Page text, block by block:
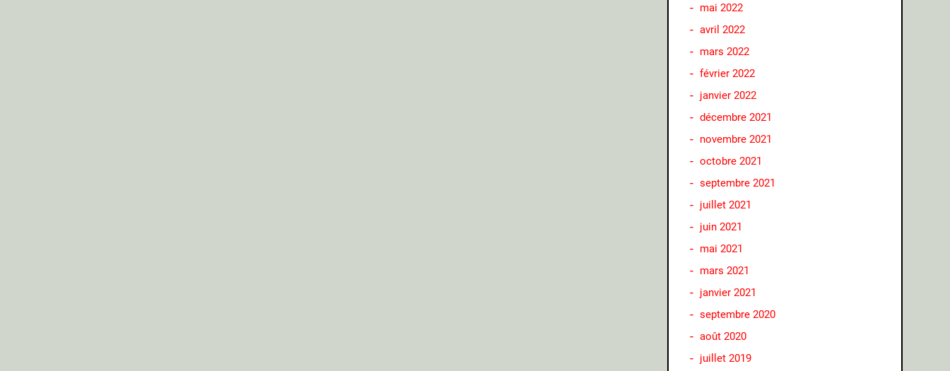
mai 2022
avril 2022
mars 2022
février 2022
janvier 2022
décembre 2021
novembre 2021
octobre 2021
septembre 2021
juillet 2021
juin 2021
mai 2021
mars 2021
janvier 2021
septembre 2020
août 2020
juillet 2019